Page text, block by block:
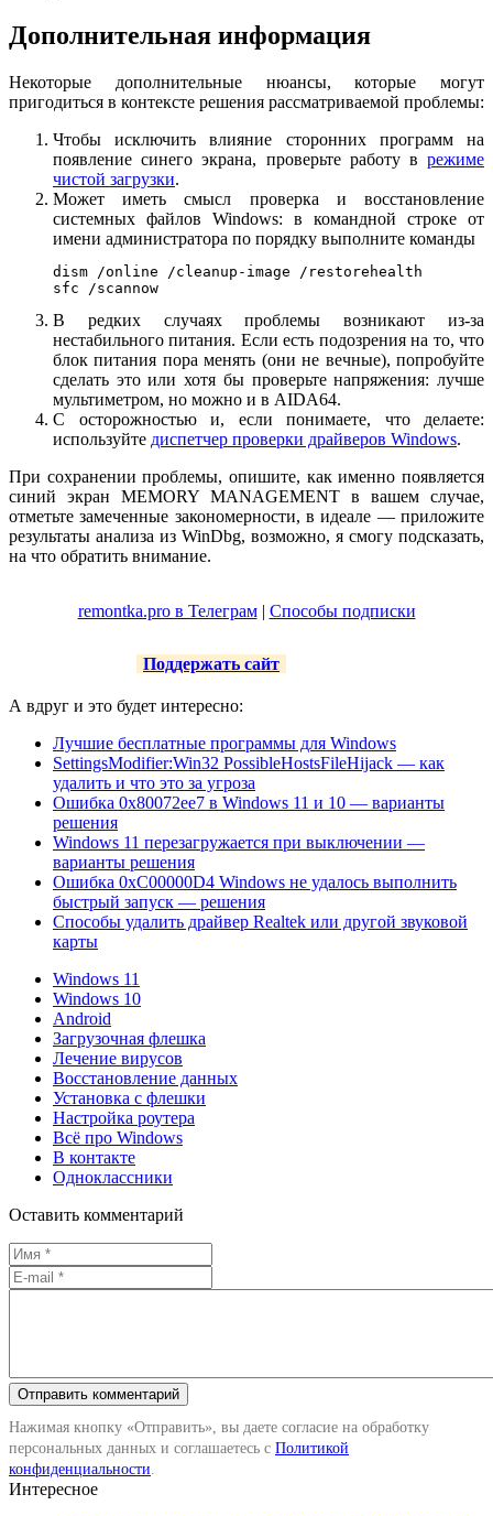
Дополнительная информация
Некоторые дополнительные нюансы, которые могут
пригодиться в контексте решения рассматриваемой проблемы:
Чтобы исключить влияние сторонних программ на
появление синего экрана, проверьте работу в режиме
чистой загрузки.
Может иметь смысл проверка и восстановление
системных файлов Windows: в командной строке от
имени администратора по порядку выполните команды
dism /online /cleanup-image /restorehealth
sfc /scannow
В редких случаях проблемы возникают из-за
нестабильного питания. Если есть подозрения на то, что
блок питания пора менять (они не вечные), попробуйте
сделать это или хотя бы проверьте напряжения: лучше
мультиметром, но можно и в AIDA64.
С осторожностью и, если понимаете, что делаете:
используйте диспетчер проверки драйверов Windows.
При сохранении проблемы, опишите, как именно появляется
синий экран MEMORY MANAGEMENT в вашем случае,
отметьте замеченные закономерности, в идеале — приложите
результаты анализа из WinDbg, возможно, я смогу подсказать,
на что обратить внимание.
remontka.pro в Телеграм| Способы подписки
Поддержать сайт
А вдруг и это будет интересно:
Лучшие бесплатные программы для Windows
SettingsModifier:Win32 PossibleHostsFileHijack — как
удалить и что это за угроза
Ошибка 0x80072ee7 в Windows 11 и 10 — варианты
решения
Windows 11 перезагружается при выключении —
варианты решения
Ошибка 0xC00000D4 Windows не удалось выполнить
быстрый запуск — решения
Способы удалить драйвер Realtek или другой звуковой
карты
Windows 11
Windows 10
Android
Загрузочная флешка
Лечение вирусов
Восстановление данных
Установка с флешки
Настройка роутера
Всё про Windows
В контакте
Одноклассники
Оставить комментарий
Нажимая кнопку «Отправить», вы даете согласие на обработку
персональных данных и соглашаетесь с Политикой
конфиденциальности.
Интересное